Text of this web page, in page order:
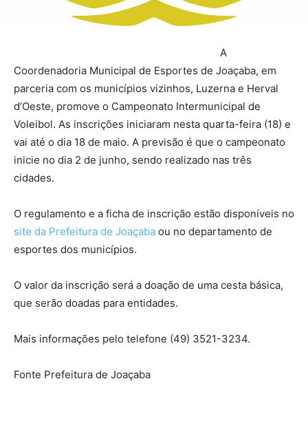
A
Coordenadoria Municipal de Esportes de Joaçaba, em
parceria com os municípios vizinhos, Luzerna e Herval
d’Oeste, promove o Campeonato Intermunicipal de
Voleibol. As inscrições iniciaram nesta quarta-feira (18) e
vai até o dia 18 de maio. A previsão é que o campeonato
inicie no dia 2 de junho, sendo realizado nas três
cidades.
O regulamento e a ficha de inscrição estão disponíveis no
site da Prefeitura de Joaçaba ou no departamento de
esportes dos municípios.
O valor da inscrição será a doação de uma cesta básica,
que serão doadas para entidades.
Mais informações pelo telefone (49) 3521-3234.
Fonte Prefeitura de Joaçaba